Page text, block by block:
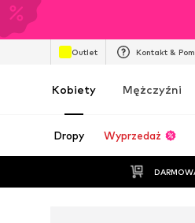
Outlet Kontakt &
Kobiety Mężczyźni
Dropy Wyprzedaż